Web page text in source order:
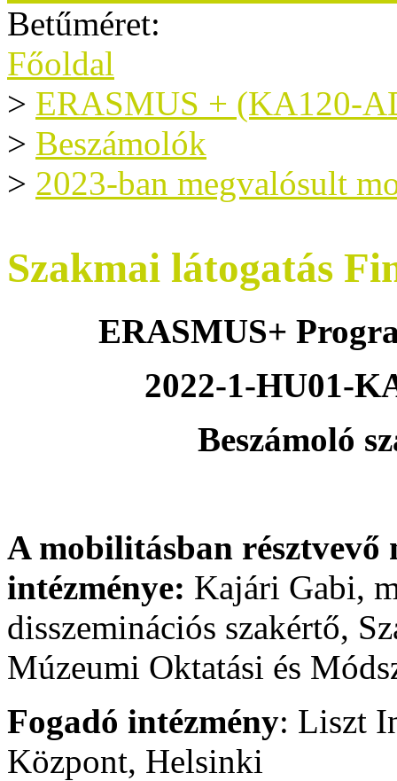
Betűméret:
Főoldal
> ERASMUS + (KA120-
> Beszámolók
> 2023-ban megvalósult
Szakmai látogatás
ERASMUS+
2022-1-HU01-
Beszámoló
A mobilitásban résztvevő
intézménye: Kajári Gabi,
disszeminációs szakértő,
Múzeumi Oktatási és
Fogadó intézmény: Liszt
Központ, Helsinki